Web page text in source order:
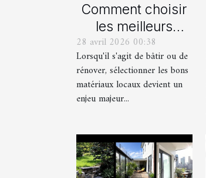
Comment choisir
les meilleurs
matériaux locaux
pour votre maison
?
28 avril 2026 00:38
Lorsqu'il s'agit de bâtir ou de
rénover, sélectionner les bons
matériaux locaux devient un
enjeu majeur...